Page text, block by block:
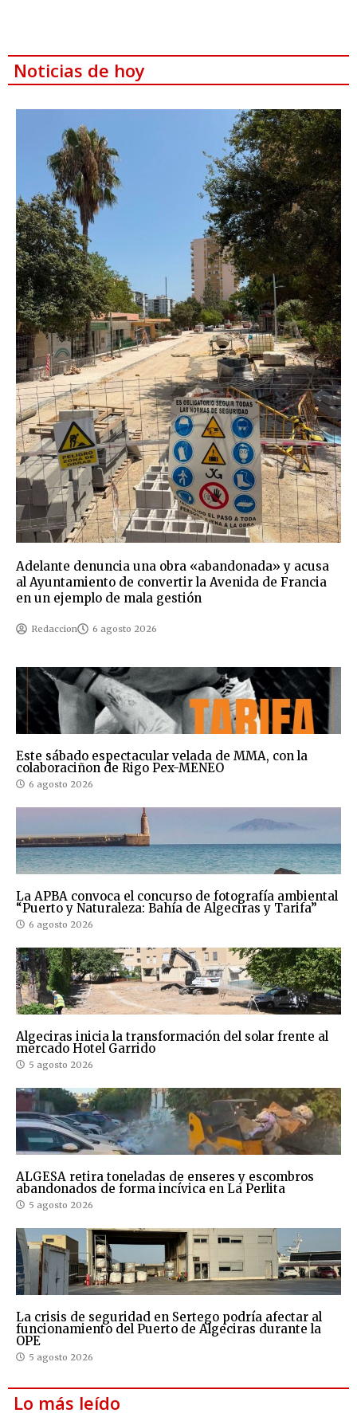
Noticias de hoy
Adelante denuncia una obra «abandonada» y acusa
al Ayuntamiento de convertir la Avenida de Francia
en un ejemplo de mala gestión
Redaccion 6 agosto 2026
Este sábado espectacular velada de MMA, con la
colaboraciñon de Rigo Pex-MENEO
6 agosto 2026
La APBA convoca el concurso de fotografía ambiental
“Puerto y Naturaleza: Bahía de Algeciras y Tarifa”
6 agosto 2026
Algeciras inicia la transformación del solar frente al
mercado Hotel Garrido
5 agosto 2026
ALGESA retira toneladas de enseres y escombros
abandonados de forma incívica en La Perlita
5 agosto 2026
La crisis de seguridad en Sertego podría afectar al
funcionamiento del Puerto de Algeciras durante la
OPE
5 agosto 2026
Lo más leído